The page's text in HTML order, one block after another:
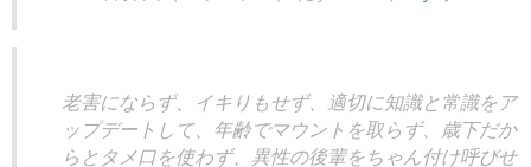
老害にならず、イキりもせず、適切に知識と常識をア
ップデートして、年齢でマウントを取らず、歳下だか
らとタメ口を使わず、異性の後輩をちゃん付け呼びせ